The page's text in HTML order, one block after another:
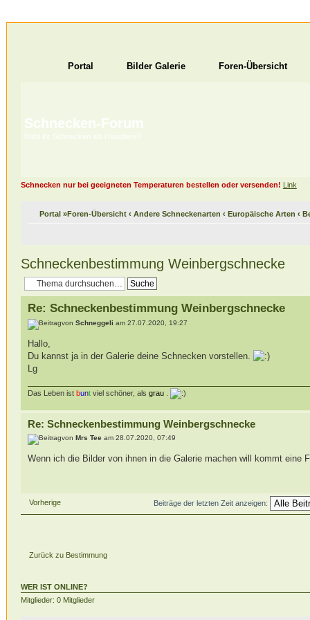
Portal Bilder Galerie Foren-Übersicht
Schnecken-Forum
Habt ihr Schnecken als Haustiere?
Schnecken nur bei geeigneten Temperaturen bestellen oder versenden! Link
Portal»Foren-Übersicht ‹ Andere Schneckenarten ‹ Europäische Arten ‹
Schneckenbestimmung Weinbergschnecke
Re: Schneckenbestimmung Weinbergschnecke
von Schneggeli am 27.07.2020, 19:27
Hallo,
Du kannst ja in der Galerie deine Schnecken vorstellen.
Lg
Das Leben istbuntviel schöner, als grau.
Re: Schneckenbestimmung Weinbergschnecke
von Mrs Teeam 28.07.2020, 07:49
Wenn ich die Bilder von ihnen in die Galerie machen will kommt eine
Vorherige Beiträge der letzten Zeit anzeigen:
Zurück zu Bestimmung
WER IST ONLINE?
Mitglieder: 0 Mitglieder